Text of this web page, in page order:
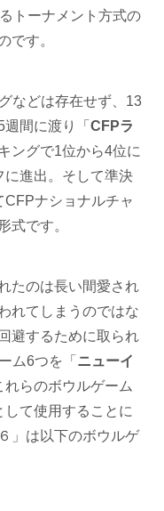
トーナメント方式の
です。
などは存在せず、13
間に渡り「 CFPラ
ングで1位から4位に
に進出。そして準決
ナショナルチャ
式です。
たのは長い間愛され
れてしまうのではな
避するために取られ
ム6つを「 ニューイ
らのボウルゲーム
て使用することに
」は以下のボウルゲ